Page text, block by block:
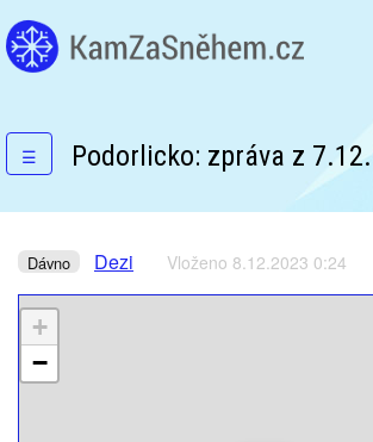
☰ Podorlicko: zpráva z 7.12.
Dávno Dezi Vloženo 8.12.2023 0:24
+
−